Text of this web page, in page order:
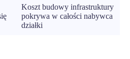
Koszt budowy infrastruktury
pokrywa w całości nabywca
działki